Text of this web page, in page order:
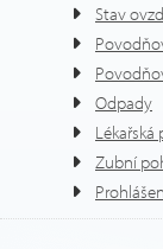
Stav
Odpady
Zubní